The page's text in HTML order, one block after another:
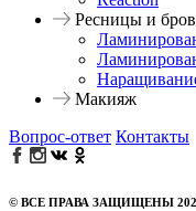
Ресницы и
Макияж
Вопрос-ответ Контакты
© ВСЕ ПРАВА ЗАЩИЩЕНЫ